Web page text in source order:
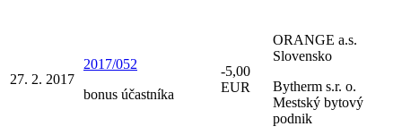
27. 2. 2017
2017/052
bonus účastníka
-5,00
EUR
ORANGE a.s.
Slovensko
Bytherm s.r. o.
Mestský bytový
podnik